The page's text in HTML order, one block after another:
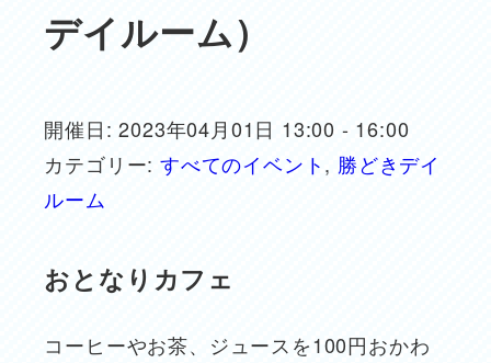
デイルーム）
開催日: 2023年04月01日 13:00 - 16:00
カテゴリー: すべてのイベント, 勝どきデイ
ルーム
おとなりカフェ
コーヒーやお茶、ジュースを100円おかわ